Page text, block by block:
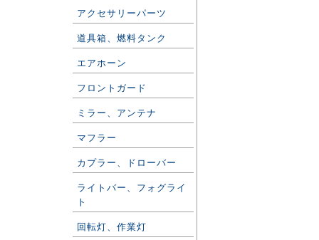
アクセサリーパーツ
道具箱、燃料タンク
エアホーン
フロントガード
ミラー、アンテナ
マフラー
カプラー、ドローバー
ライトバー、フォグライ
ト
回転灯、作業灯